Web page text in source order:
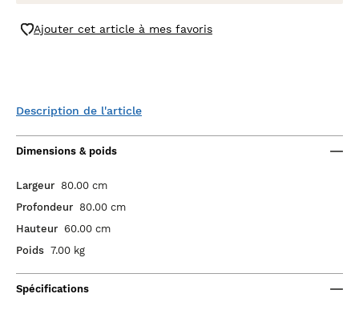
Ajouter cet article à mes favoris
Description de l'article
Dimensions & poids
Largeur 80.00 cm
Profondeur 80.00 cm
Hauteur 60.00 cm
Poids 7.00 kg
Spécifications